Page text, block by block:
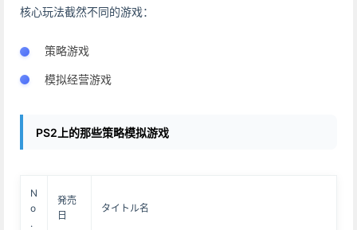
核心玩法截然不同的游戏：
策略游戏
模拟经营游戏
PS2上的那些策略模拟游戏
N
o
.
発売
日
タイトル名